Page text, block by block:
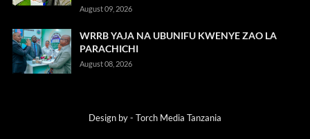
August 09, 2026
WRRB YAJA NA UBUNIFU KWENYE ZAO LA
PARACHICHI
August 08, 2026
Design by - Torch Media Tanzania